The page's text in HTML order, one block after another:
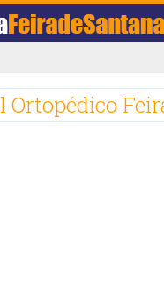
Ortopédico